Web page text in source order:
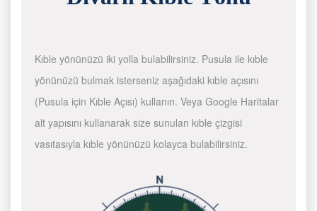
Kıble yönünüzü iki yolla bulabilirsiniz. Pusula ile kıble
yönünüzü bulmak isterseniz aşağıdaki kıble açısını
(Pusula için Kıble Açısı) kullanın. Veya Google Haritalar
alt yapısını kullanarak size sunulan kıble çizgisi
vasıtasıyla kıble yönünüzü kolayca bulabilirsiniz.